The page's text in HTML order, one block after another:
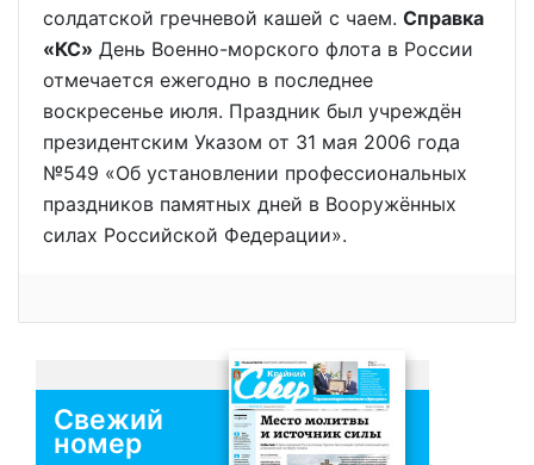
солдатской гречневой кашей с чаем. Справка
«КС» День Военно-морского флота в России
отмечается ежегодно в последнее
воскресенье июля. Праздник был учреждён
президентским Указом от 31 мая 2006 года
№549 «Об установлении профессиональных
праздников памятных дней в Вооружённых
силах Российской Федерации».
Свежий
номер